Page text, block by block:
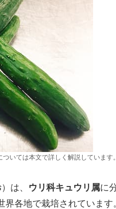
いては本文で詳しく解説しています。
）は、 ウリ科キュウリ属に
各地で栽培されていま